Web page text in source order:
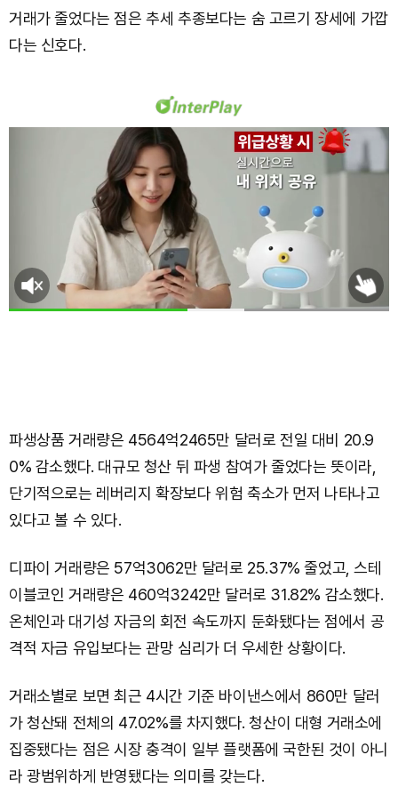
거래가 줄었다는 점은 추세 추종보다는 숨 고르기 장세에 가깝
다는 신호다.
파생상품 거래량은 4564억2465만 달러로 전일 대비 20.9
0% 감소했다. 대규모 청산 뒤 파생 참여가 줄었다는 뜻이라,
단기적으로는 레버리지 확장보다 위험 축소가 먼저 나타나고
있다고 볼 수 있다.
디파이 거래량은 57억3062만 달러로 25.37% 줄었고, 스테
이블코인 거래량은 460억3242만 달러로 31.82% 감소했다.
온체인과 대기성 자금의 회전 속도까지 둔화됐다는 점에서 공
격적 자금 유입보다는 관망 심리가 더 우세한 상황이다.
거래소별로 보면 최근 4시간 기준 바이낸스에서 860만 달러
가 청산돼 전체의 47.02%를 차지했다. 청산이 대형 거래소에
집중됐다는 점은 시장 충격이 일부 플랫폼에 국한된 것이 아니
라 광범위하게 반영됐다는 의미를 갖는다.